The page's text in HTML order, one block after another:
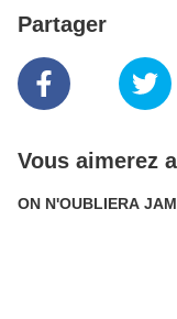
Partager
Vous aimerez
ON N'OUBLIERA